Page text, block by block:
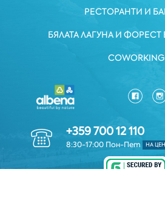
РЕСТОРАНТИ И
БЯЛАТА ЛАГУНА И
COWORKING
+359 700 12 110
8:30-17:00 Пон-Пет НА